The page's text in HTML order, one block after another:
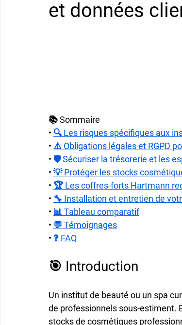
et données
📚 Sommaire
• 🔍 Les risques spécifiques aux
• ⚠️ Obligations légales et RGPD
• 🛡️ Sécuriser la trésorerie et les
• 💡 Protéger les stocks
• 🏆 Les coffres-forts Hartmann
• 🔧 Installation et entretien de
• 📊 Tableau comparatif
• 💬 Témoignages
• ❓ FAQ
🎯 Introduction
Un institut de beauté ou un spa
de professionnels sous-estiment.
stocks de cosmétiques